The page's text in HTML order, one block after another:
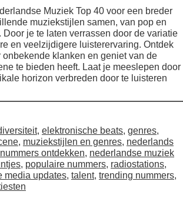
Muziek Top 40 voor een breder
muziekstijlen samen, van pop en
je te laten verrassen door de variatie
en veelzijdigere luisterervaring. Ontdek
klanken en geniet van de
te bieden heeft. Laat je meeslepen door
horizon verbreden door te luisteren
, elektronische beats, genres,
, muziekstijlen en genres, nederlands
ontdekken, nederlandse muziek
, populaire nummers, radiostations,
media updates, talent, trending nummers,